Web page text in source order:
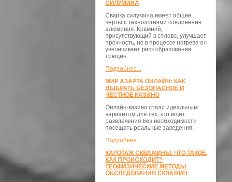
СИЛУМИНА
Сварка силумина имеет общие
черты с технологиями соединения
алюминия. Кремний,
присутствующий в сплаве, улучшает
прочность, но в процессе нагрева он
увеличивает риск образования
трещин.
Подробнее...
МИР АЗАРТА ОНЛАЙН: КАК
ВЫБРАТЬ БЕЗОПАСНОЕ И
ЧЕСТНОЕ КАЗИНО
Онлайн-казино стали идеальным
вариантом для тех, кто ищет
развлечения без необходимости
посещать реальные заведения.
Подробнее...
КАРОТАЖ СКВАЖИНЫ. ЧТО ТАКОЕ,
КАК ПРОИСХОДИТ?
ГЕОФИЗИЧЕСКИЕ МЕТОДЫ
ОБСЛЕДОВАНИЯ СКВАЖИН